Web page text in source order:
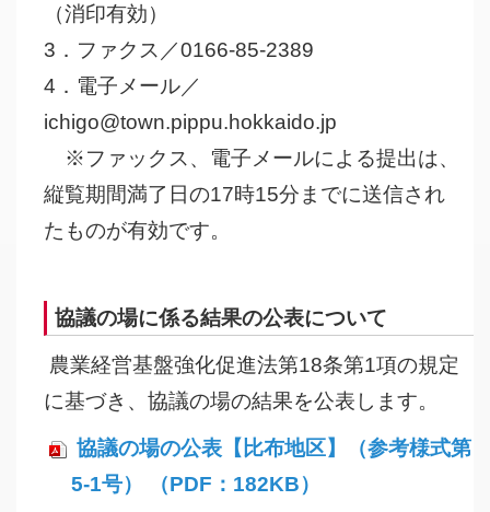
（消印有効）
3．ファクス／0166-85-2389
4．電子メール／
ichigo@town.pippu.hokkaido.jp
※ファックス、電子メールによる提出は、
縦覧期間満了日の17時15分までに送信され
たものが有効です。
協議の場に係る結果の公表について
農業経営基盤強化促進法第18条第1項の規定
に基づき、協議の場の結果を公表します。
協議の場の公表【比布地区】（参考様式第
5-1号） （PDF：182KB）